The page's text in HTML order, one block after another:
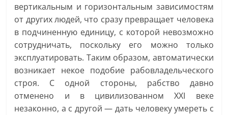
вертикальным и горизонтальным зависимостям
от других людей, что сразу превращает человека
в подчиненную единицу, с которой невозможно
сотрудничать, поскольку его можно только
эксплуатировать. Таким образом, автоматически
возникает некое подобие рабовладельческого
строя. С одной стороны, рабство давно
отменено и в цивилизованном XXI веке
незаконно, а с другой — дать человеку умереть с